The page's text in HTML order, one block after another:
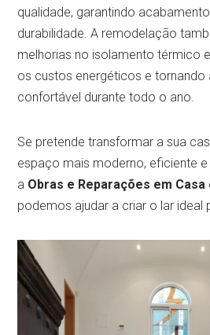
qualidade, garantindo
durabilidade. A remodelação
melhorias no isolamento térmico
os custos energéticos e tornando
confortável durante todo o ano.
Se pretende transformar a sua
espaço mais moderno, eficiente
a Obras e Reparações em Casa
podemos ajudar a criar o lar ideal